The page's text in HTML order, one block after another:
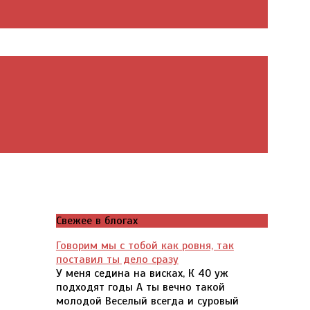
Свежее в блогах
Говорим мы с тобой как ровня, так
поставил ты дело сразу
У меня седина на висках, К 40 уж
подходят годы А ты вечно такой
молодой Веселый всегда и суровый